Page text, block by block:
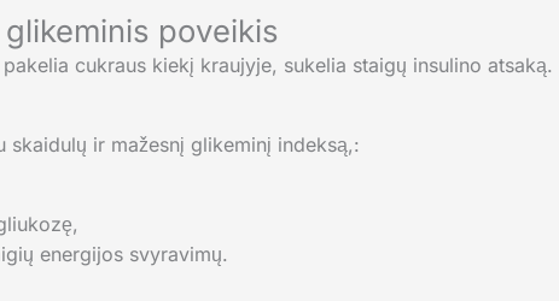
poveikis
cukraus kiekį kraujyje, sukelia staigų insulino
skaidulų ir mažesnį glikeminį indeksą,:
energijos svyravimų.